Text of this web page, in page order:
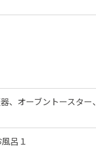
、オーブントースター、
呂１